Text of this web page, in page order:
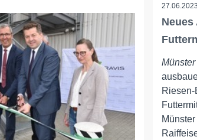
Neues
Münster